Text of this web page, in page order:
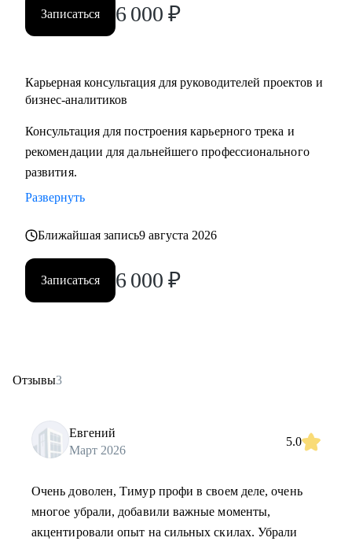
Записаться 6 000 ₽
Карьерная консультация для руководителей проектов и
бизнес-аналитиков
Консультация для построения карьерного трека и
рекомендации для дальнейшего профессионального
развития.
Развернуть
Ближайшая запись9 августа 2026
Записаться 6 000 ₽
Отзывы3
Евгений
Март 2026
5.0
Очень доволен, Тимур профи в своем деле, очень
многое убрали, добавили важные моменты,
акцентировали опыт на сильных скилах. Убрали